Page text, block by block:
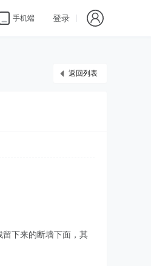
手机端 登录
返回列表
下来的断墙下面，其